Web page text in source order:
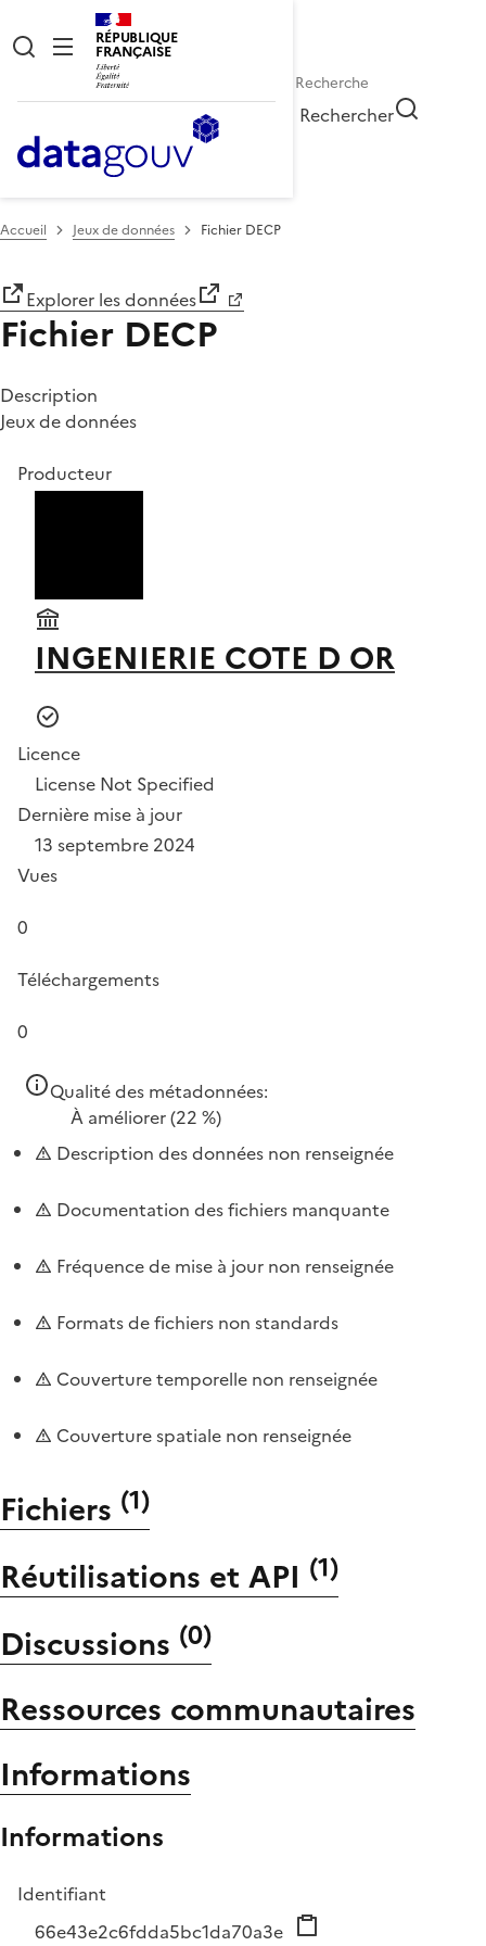
RÉPUBLIQUE
FRANÇAISE
Rechercher
Accueil Jeux de données Fichier DECP
Explorer les données
Fichier DECP
Description
Jeux de données
Producteur
INGENIERIE COTE D OR
Licence
License Not Specified
Dernière mise à jour
13 septembre 2024
Vues
0
Téléchargements
0
Qualité des métadonnées:
À améliorer(22 %)
Description des données non renseignée
Documentation des fichiers manquante
Fréquence de mise à jour non renseignée
Formats de fichiers non standards
Couverture temporelle non renseignée
Couverture spatiale non renseignée
Fichiers (1)
Réutilisations et API (1)
Discussions (0)
Ressources communautaires
Informations
Informations
Identifiant
66e43e2c6fdda5bc1da70a3e